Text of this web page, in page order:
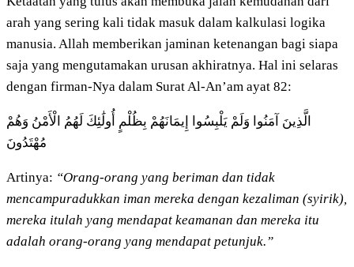
arah yang sering kali tidak masuk dalam kalkulasi logika
manusia. Allah memberikan jaminan ketenangan bagi siapa
saja yang mengutamakan urusan akhiratnya. Hal ini selaras
dengan firman-Nya dalam Surat Al-An’am ayat 82:
الَّذِينَ آمَنُوا وَلَمْ يَلْبِسُوا إِيمَانَهُمْ بِظُلْمٍ أُولَٰئِكَ لَهُمُ الْأَمْنُ وَهُمْ
مُهْتَدُونَ
Artinya: “Orang-orang yang beriman dan tidak
mencampuradukkan iman mereka dengan kezaliman (syirik),
mereka itulah yang mendapat keamanan dan mereka itu
adalah orang-orang yang mendapat petunjuk.”